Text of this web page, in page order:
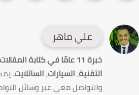
علي ماهر
خبرة 11 عامًا في كتابة المقالات
التقنية،السيارات،الساتلايت. يمكن
والتواصل معي عبر وسائل